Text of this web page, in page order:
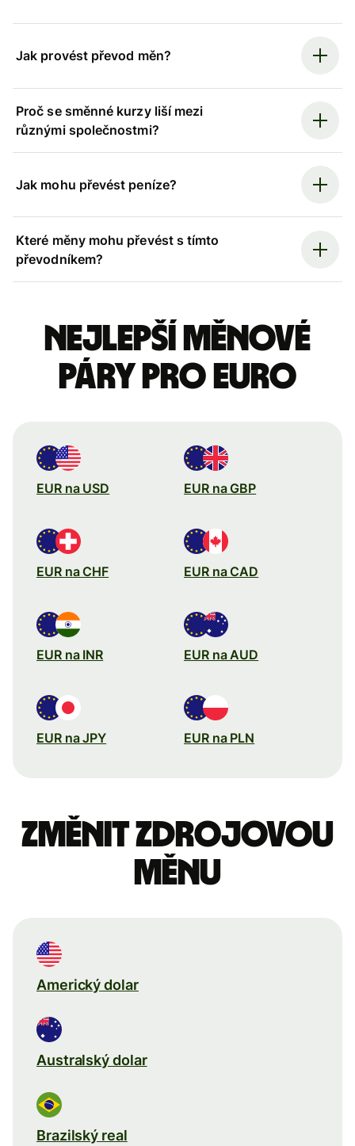
Jak provést převod měn?
Proč se směnné kurzy liší mezi
různými společnostmi?
Jak mohu převést peníze?
Které měny mohu převést s tímto
převodníkem?
Nejlepší měnové
páry pro euro
EUR na USD EUR na GBP
EUR na CHF EUR na CAD
EUR na INR EUR na AUD
EUR na JPY EUR na PLN
Změnit zdrojovou
měnu
Americký dolar
Australský dolar
Brazilský real